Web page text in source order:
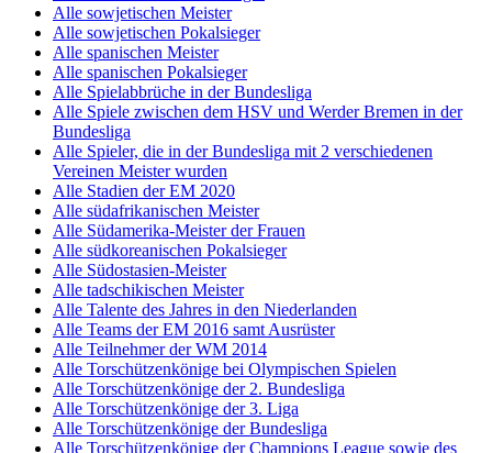
Alle sowjetischen Meister
Alle sowjetischen Pokalsieger
Alle spanischen Meister
Alle spanischen Pokalsieger
Alle Spielabbrüche in der Bundesliga
Alle Spiele zwischen dem HSV und Werder Bremen in der
Bundesliga
Alle Spieler, die in der Bundesliga mit 2 verschiedenen
Vereinen Meister wurden
Alle Stadien der EM 2020
Alle südafrikanischen Meister
Alle Südamerika-Meister der Frauen
Alle südkoreanischen Pokalsieger
Alle Südostasien-Meister
Alle tadschikischen Meister
Alle Talente des Jahres in den Niederlanden
Alle Teams der EM 2016 samt Ausrüster
Alle Teilnehmer der WM 2014
Alle Torschützenkönige bei Olympischen Spielen
Alle Torschützenkönige der 2. Bundesliga
Alle Torschützenkönige der 3. Liga
Alle Torschützenkönige der Bundesliga
Alle Torschützenkönige der Champions League sowie des